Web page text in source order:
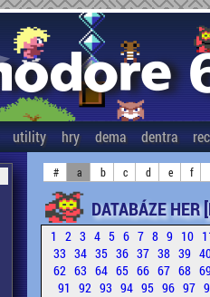
utility hry dema dentra
# a b c d e f
DATABÁZE
1 2 3 4 5 6 7 8 9 10
33 34 35 36 37 38 39
62 63 64 65 66 67 68
91 92 93 94 95 96 97